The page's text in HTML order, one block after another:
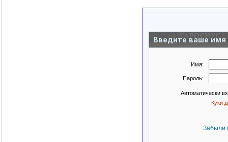
Введите ваше имя
Имя:
Пароль:
Автоматически
Куки
Забыли